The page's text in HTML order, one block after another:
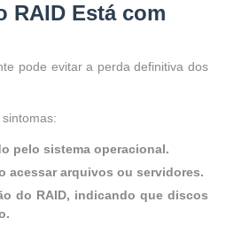
RAID Está com
pode evitar a perda definitiva dos
pelo sistema operacional.
acessar arquivos ou servidores.
do RAID, indicando que discos